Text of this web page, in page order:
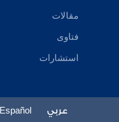
مقالات
فتاوى
استشارات
عربي Español